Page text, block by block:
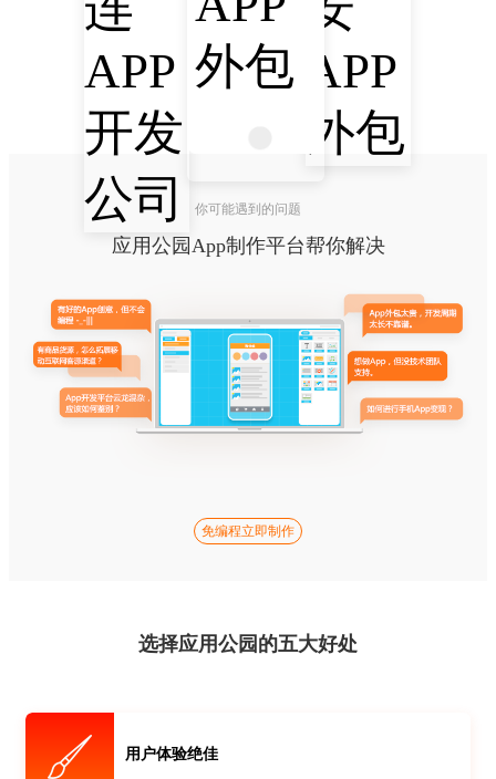
你可能遇到的问题
应用公园App制作平台帮你解决
免编程立即制作
选择应用公园的五大好处
用户体验绝佳